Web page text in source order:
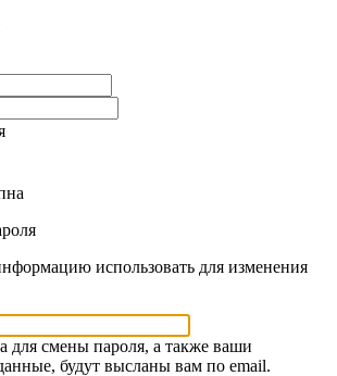
использовать для изменения
для смены пароля, а также ваши
будут высланы вам по email.